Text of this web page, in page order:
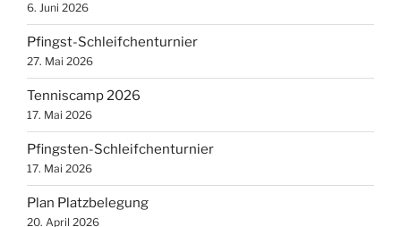
6. Juni 2026
Pfingst-Schleifchenturnier
27. Mai 2026
Tenniscamp 2026
17. Mai 2026
Pfingsten-Schleifchenturnier
17. Mai 2026
Plan Platzbelegung
20. April 2026